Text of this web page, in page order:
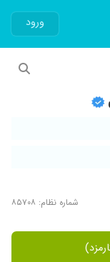
ورود
شماره نظام: ۸۵۷۰۸